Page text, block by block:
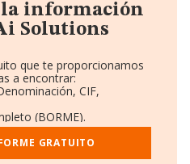
la información
Solutions
que te proporcionamos
a encontrar:
CIF,
(BORME).
y Empleados.
y Administradores.
GRATUITO